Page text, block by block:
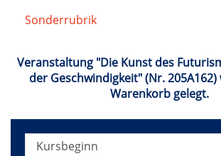
Sonderrubrik
Veranstaltung "Die Kunst des
der Geschwindigkeit" (Nr.
Warenkorb gelegt.
Kursbeginn